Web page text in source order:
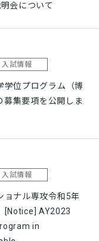
会について
入試情報
学位プログラム（博
集要項を公開しま
入試情報
ョナル専攻令和5年
[Notice] AY2023
in